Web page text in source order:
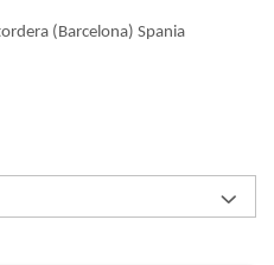
(Barcelona) Spania